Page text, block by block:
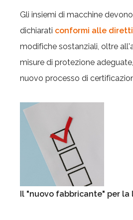
Gli insiemi di macchine
dichiarati conformi alle
modifiche sostanziali, oltre
misure di protezione
nuovo processo di
Il "nuovo fabbricante" per la